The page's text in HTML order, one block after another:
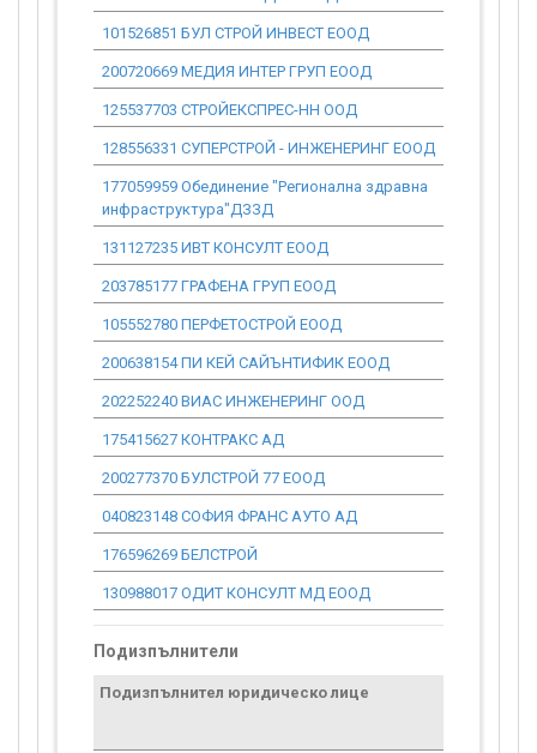
101526851 БУЛ СТРОЙ ИНВЕСТ ЕООД
200720669 МЕДИЯ ИНТЕР ГРУП ЕООД
125537703 СТРОЙЕКСПРЕС-НН ООД
128556331 СУПЕРСТРОЙ - ИНЖЕНЕРИНГ ЕООД
177059959 Обединение "Регионална здравна
инфраструктура"ДЗЗД
131127235 ИВТ КОНСУЛТ ЕООД
203785177 ГРАФЕНА ГРУП ЕООД
105552780 ПЕРФЕТОСТРОЙ ЕООД
200638154 ПИ КЕЙ САЙЪНТИФИК ЕООД
202252240 ВИАС ИНЖЕНЕРИНГ ООД
175415627 КОНТРАКС АД
200277370 БУЛСТРОЙ 77 ЕООД
040823148 СОФИЯ ФРАНС АУТО АД
176596269 БЕЛСТРОЙ
130988017 ОДИТ КОНСУЛТ МД ЕООД
Подизпълнители
Подизпълнител юридическо лице